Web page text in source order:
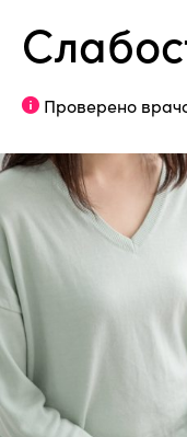
Проверено